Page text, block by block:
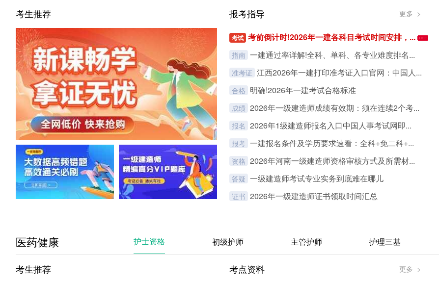
考生推荐 报考指导 更多 >
考试 考前倒计时!2026年一建各科目考试时间安排，...
指南 一建通过率详解!全科、单科、各专业难度排名...
准考证 江西2026年一建打印准考证入口官网：中国人...
合格 明确!2026年一建考试合格标准
成绩 2026年一级建造师成绩有效期：须在连续2个考...
报名 2026年1级建造师报名入口中国人事考试网即...
报考 一建报名条件及学历要求速看：全科+免二科+...
资格 2026年河南一级建造师资格审核方式及所需材...
答疑 一级建造师考试专业实务到底难在哪儿
证书 2026年一级建造师证书领取时间汇总
医药健康 护士资格 初级护师 主管护师 护理三基
考生推荐 考点资料 更多 >